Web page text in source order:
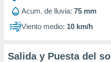
Acum. de lluvia: 75 mm
Viento medio: 10 km/h
Salida y Puesta del sol